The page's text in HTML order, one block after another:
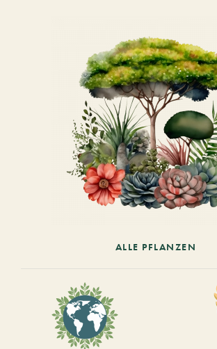
ALLE PFLANZEN